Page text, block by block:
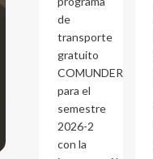
de
transporte
gratuito
COMUNDER
para el
semestre
2026-2
con la